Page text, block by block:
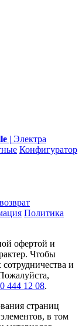
| Электра
Конфигуратор
Политика
офертой и
Чтобы
и
444 12 08.
страниц
в том